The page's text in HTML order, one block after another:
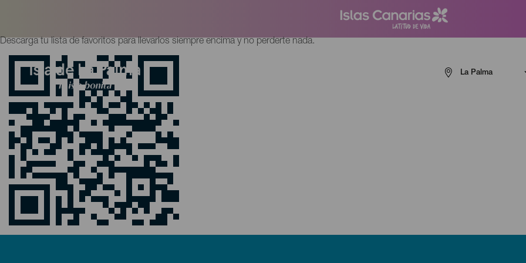
La Palma
Bajar
favoritos
móvil
Descarga tu lista de favoritos para llevarlos siempre encima y no perderte nada.